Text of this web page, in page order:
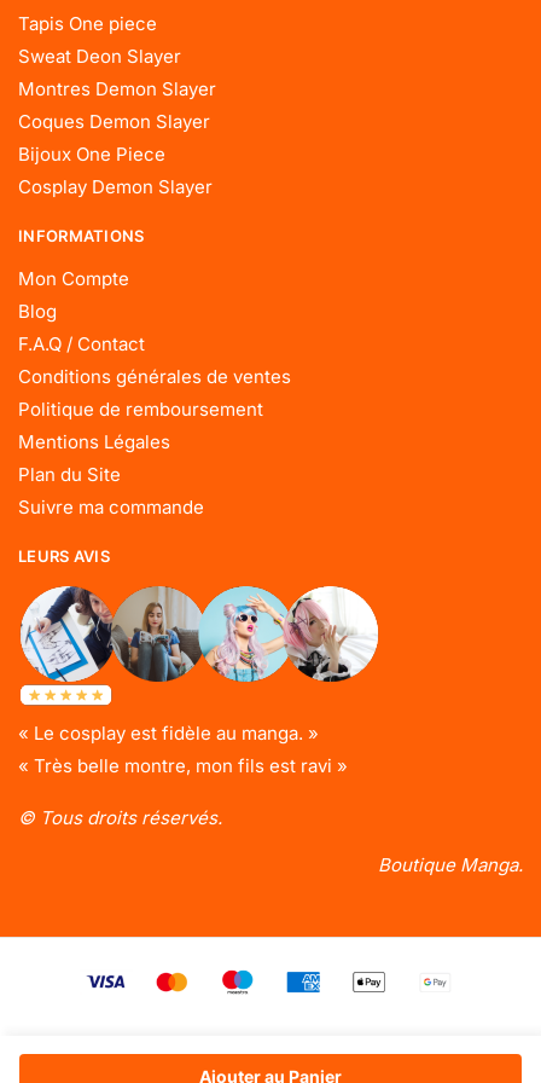
Ajouter au Panier
Tapis One piece
Sweat Deon Slayer
Montres Demon Slayer
Coques Demon Slayer
Bijoux One Piece
Cosplay Demon Slayer
INFORMATIONS
Mon Compte
Blog
F.A.Q / Contact
Conditions générales de ventes
Politique de remboursement
Mentions Légales
Plan du Site
Suivre ma commande
LEURS AVIS
« Le cosplay est fidèle au manga. »
« Très belle montre, mon fils est ravi »
© Tous droits réservés.
Boutique Manga.